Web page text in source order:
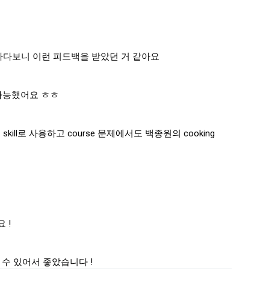
보니 이런 피드백을 받았던 거 같아요
했어요 ㅎㅎ
로 사용하고 course 문제에서도 백종원의 cooking
!
있어서 좋았습니다 !